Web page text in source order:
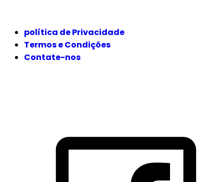
política de Privacidade
Termos e Condições
Contate-nos